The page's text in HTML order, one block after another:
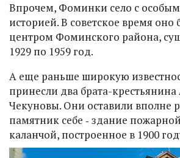
Впрочем, Фоминки село с
историей. В советское время
центром Фоминского района,
1929 по 1959 год.
А еще раньше широкую
принесли два брата-
Чекуновы. Они оставили вполне
памятник себе ‑ здание
каланчой, построенное в 1900